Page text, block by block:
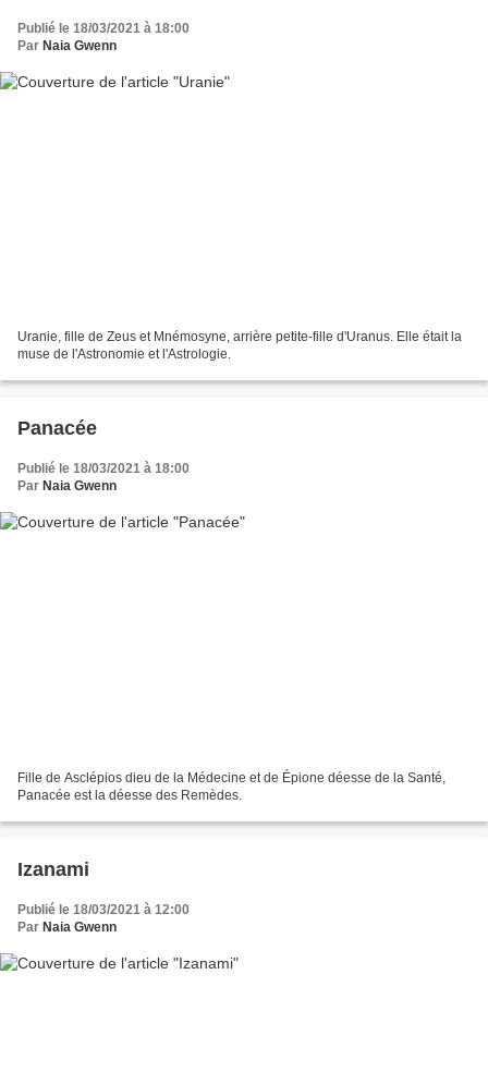
Publié le 18/03/2021 à 18:00
Par Naia Gwenn
Uranie, fille de Zeus et Mnémosyne, arrière petite-fille d'Uranus. Elle était la
muse de l'Astronomie et l'Astrologie.
Panacée
Publié le 18/03/2021 à 18:00
Par Naia Gwenn
Fille de Asclépios dieu de la Médecine et de Épione déesse de la Santé,
Panacée est la déesse des Remèdes.
Izanami
Publié le 18/03/2021 à 12:00
Par Naia Gwenn